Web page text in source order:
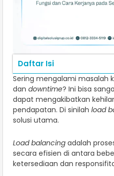
Daftar Isi
Sering mengalami masalah
dan downtime? Ini bisa
dapat mengakibatkan
pendapatan. Di sinilah load
solusi utama.
Load balancing adalah
secara efisien di antara
ketersediaan dan